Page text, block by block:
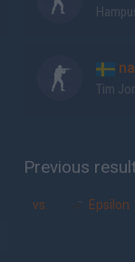
Tim
Previous
vs. Epsilon